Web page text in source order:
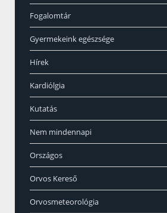
Fogalomtár
Gyermekeink egészsége
Hírek
Kardiólgia
Kutatás
Nem mindennapi
Országos
Orvos Kereső
Orvosmeteorológia